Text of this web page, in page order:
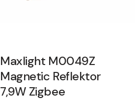
Maxlight M0049Z
Magnetic Reflektor
7,9W Zigbee